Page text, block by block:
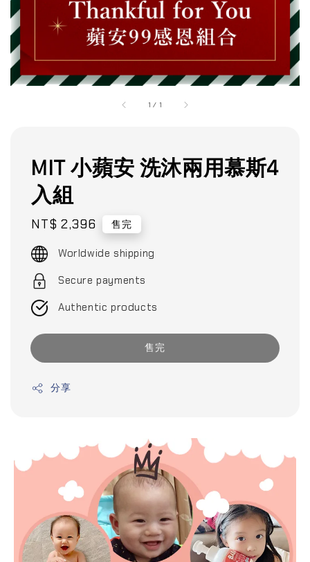
1 / 1
MIT 小蘋安 洗沐兩用慕斯4
入組
Regular
price
NT$ 2,396 售完
Worldwide shipping
Secure payments
Authentic products
售完
分享